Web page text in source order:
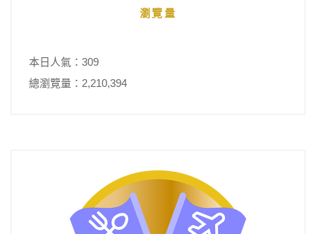
瀏覽量
本日人氣：309
總瀏覽量：2,210,394